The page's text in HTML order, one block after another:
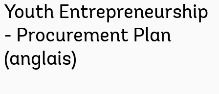
Youth Entrepreneurship
- Procurement Plan
(anglais)